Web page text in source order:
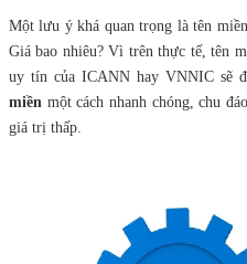
Một lưu ý khá quan trọng là tên
Giá bao nhiêu? Vì trên thực tế, tên
uy tín của ICANN hay VNNIC sẽ
miền một cách nhanh chóng, chu
giá trị thấp.